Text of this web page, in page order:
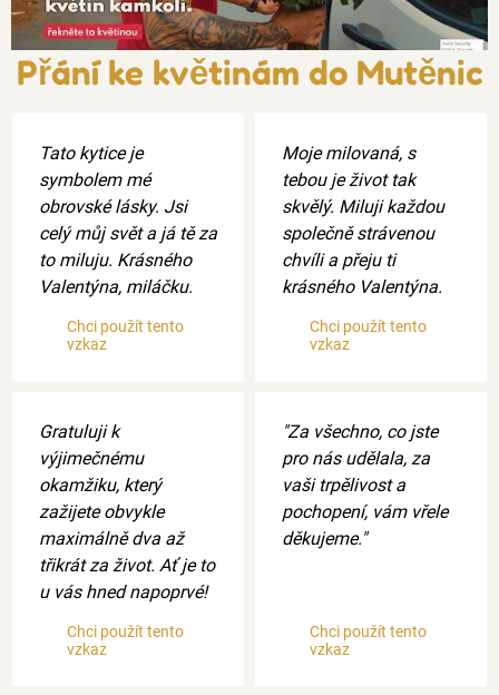
Přání ke květinám do Mutěnic
Tato kytice je
symbolem mé
obrovské lásky. Jsi
celý můj svět a já tě za
to miluju. Krásného
Valentýna, miláčku.
Chci použít tento
vzkaz
Moje milovaná, s
tebou je život tak
skvělý. Miluji každou
společně strávenou
chvíli a přeju ti
krásného Valentýna.
Chci použít tento
vzkaz
Gratuluji k
výjimečnému
okamžiku, který
zažijete obvykle
maximálně dva až
třikrát za život. Ať je to
u vás hned napoprvé!
Chci použít tento
vzkaz
"Za všechno, co jste
pro nás udělala, za
vaši trpělivost a
pochopení, vám vřele
děkujeme."
Chci použít tento
vzkaz